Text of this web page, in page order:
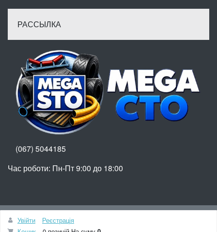
РАССЫЛКА
(067) 5044185
Час роботи: Пн-Пт 9:00 до 18:00
ВгоруУвійти
Реєстрація